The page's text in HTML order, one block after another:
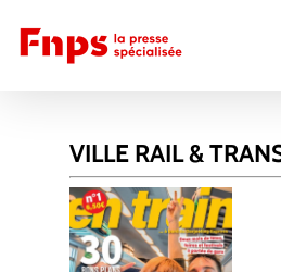
main
VILLE RAIL &